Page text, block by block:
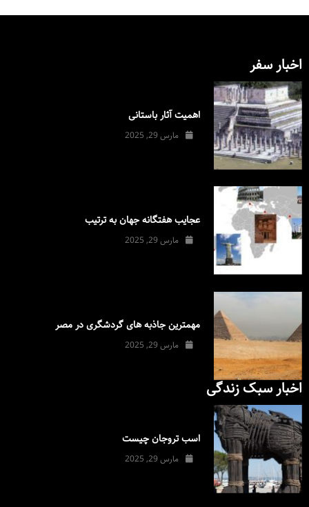
اخبار سفر
اهمیت آثار باستانی
مارس 29, 2025
عجایب هفتگانه جهان به ترتیب
مارس 29, 2025
مهمترین جاذبه های گردشگری در مصر
مارس 29, 2025
اخبار سبک زندگی
اسب تروجان چیست
مارس 29, 2025